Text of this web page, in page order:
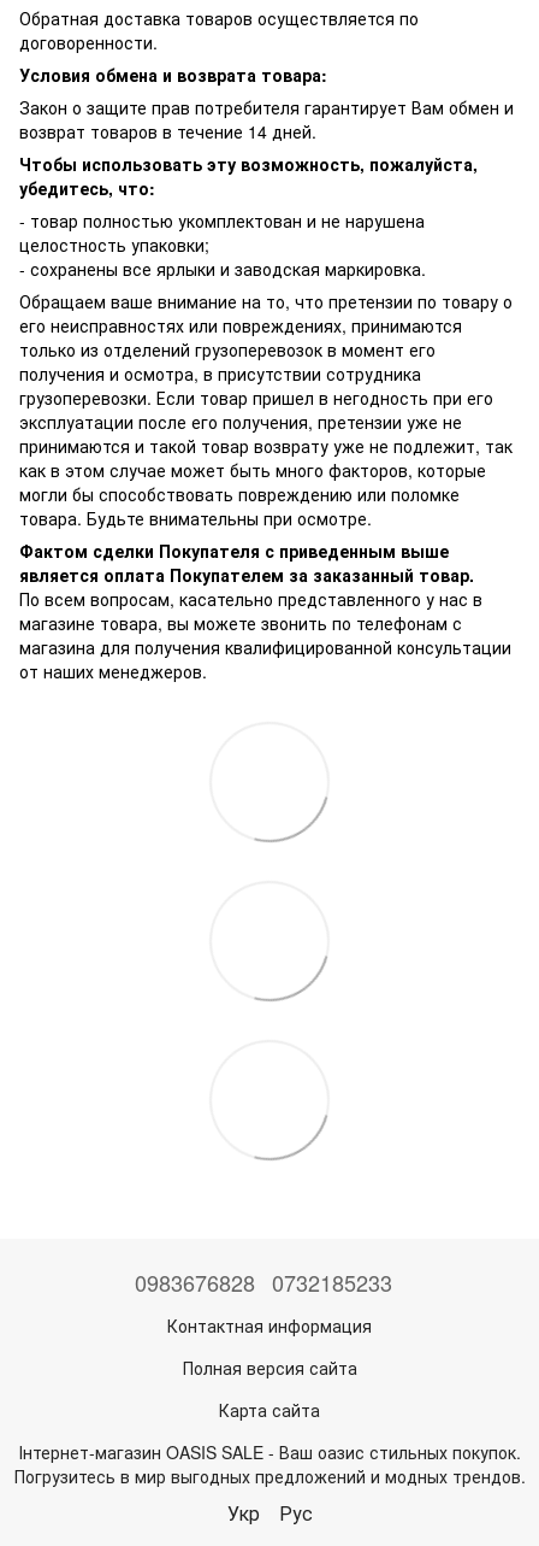
Обратная доставка товаров осуществляется по
договоренности.
Условия обмена и возврата товара:
Закон о защите прав потребителя гарантирует Вам обмен и
возврат товаров в течение 14 дней.
Чтобы использовать эту возможность, пожалуйста,
убедитесь, что:
- товар полностью укомплектован и не нарушена
целостность упаковки;
- сохранены все ярлыки и заводская маркировка.
Обращаем ваше внимание на то, что претензии по товару о
его неисправностях или повреждениях, принимаются
только из отделений грузоперевозок в момент его
получения и осмотра, в присутствии сотрудника
грузоперевозки. Если товар пришел в негодность при его
эксплуатации после его получения, претензии уже не
принимаются и такой товар возврату уже не подлежит, так
как в этом случае может быть много факторов, которые
могли бы способствовать повреждению или поломке
товара. Будьте внимательны при осмотре.
Фактом сделки Покупателя с приведенным выше
является оплата Покупателем за заказанный товар.
По всем вопросам, касательно представленного у нас в
магазине товара, вы можете звонить по телефонам с
магазина для получения квалифицированной консультации
от наших менеджеров.
0983676828 0732185233
Контактная информация
Полная версия сайта
Карта сайта
Інтернет-магазин OASIS SALE - Ваш оазис стильных покупок.
Погрузитесь в мир выгодных предложений и модных трендов.
Укр Рус